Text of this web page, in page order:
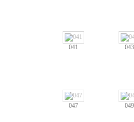
041 043
047 049